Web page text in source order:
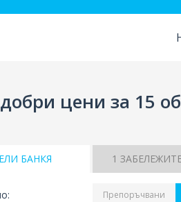
цени за 15
БАНКЯ 1
Препоръчвани